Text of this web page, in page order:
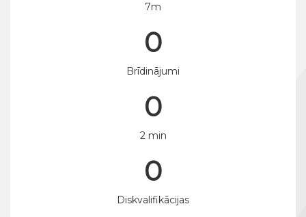
7m
0
Brīdinājumi
0
2 min
0
Diskvalifikācijas